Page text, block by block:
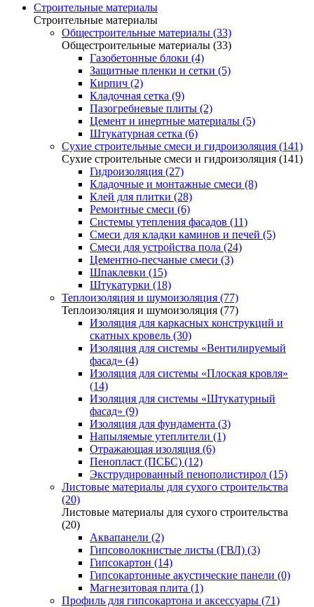
Строительные материалы
Строительные материалы
Общестроительные материалы (33)
Общестроительные материалы (33)
Газобетонные блоки (4)
Защитные пленки и сетки (5)
Кирпич (2)
Кладочная сетка (9)
Пазогребневые плиты (2)
Цемент и инертные материалы (5)
Штукатурная сетка (6)
Сухие строительные смеси и гидроизоляция (141)
Сухие строительные смеси и гидроизоляция (141)
Гидроизоляция (27)
Кладочные и монтажные смеси (8)
Клей для плитки (28)
Ремонтные смеси (6)
Системы утепления фасадов (11)
Смеси для кладки каминов и печей (5)
Смеси для устройства пола (24)
Цементно-песчаные смеси (3)
Шпаклевки (15)
Штукатурки (18)
Теплоизоляция и шумоизоляция (77)
Теплоизоляция и шумоизоляция (77)
Изоляция для каркасных конструкций и
скатных кровель (30)
Изоляция для системы «Вентилируемый
фасад» (4)
Изоляция для системы «Плоская кровля»
(14)
Изоляция для системы «Штукатурный
фасад» (9)
Изоляция для фундамента (3)
Напыляемые утеплители (1)
Отражающая изоляция (6)
Пенопласт (ПСБС) (12)
Экструдированный пенополистирол (15)
Листовые материалы для сухого строительства
(20)
Листовые материалы для сухого строительства
(20)
Аквапанели (2)
Гипсоволокнистые листы (ГВЛ) (3)
Гипсокартон (14)
Гипсокартонные акустические панели (0)
Магнезитовая плита (1)
Профиль для гипсокартона и аксессуары (71)